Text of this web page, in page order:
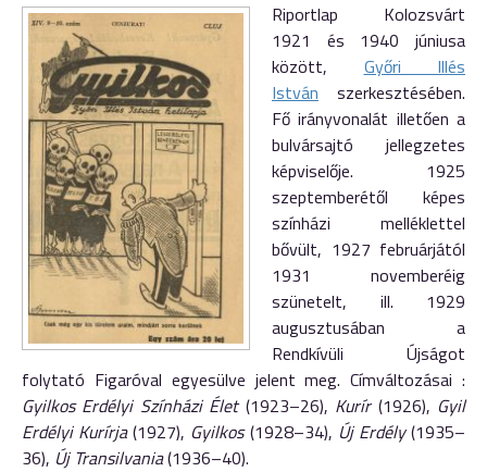
Riportlap Kolozsvárt
1921 és 1940 júniusa
között, Győri Illés
István szerkesztésében.
Fő irányvonalát illetően a
bulvársajtó jellegzetes
képviselője. 1925
szeptemberétől képes
színházi melléklettel
bővült, 1927 februárjától
1931 novemberéig
szünetelt, ill. 1929
augusztusában a
Rendkívüli Újságot
folytató Figaróval egyesülve jelent meg. Címváltozásai :
Gyilkos Erdélyi Színházi Élet(1923–26), Kurír (1926), Gyil
Erdélyi Kurírja(1927), Gyilkos(1928–34), Új Erdély(1935–
36), Új Transilvania(1936–40).